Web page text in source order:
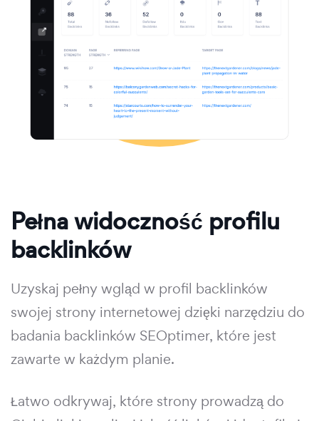
Pełna widoczność profilu
backlinków
Uzyskaj pełny wgląd w profil backlinków
swojej strony internetowej dzięki narzędziu do
badania backlinków SEOptimer, które jest
zawarte w każdym planie.
Łatwo odkrywaj, które strony prowadzą do